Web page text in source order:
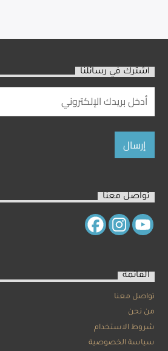
اشترك في رسائلنا
تواصل معنا
القائمة
تواصل معنا
من نحن
شروط الاستخدام
سياسة الخصوصية